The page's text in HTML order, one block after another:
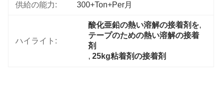
供給の能力: 300+Ton+per月
ハイライト:
酸化亜鉛の熱い溶解の接着剤を,
テープのための熱い溶解の接着
剤
, 25kg粘着剤の接着剤